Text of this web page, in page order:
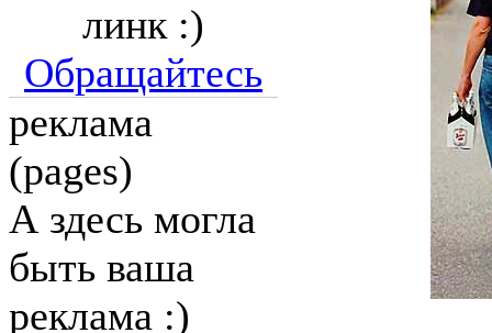
линк :)
Обращайтесь
реклама
(pages)
А здесь могла
быть ваша
реклама :)